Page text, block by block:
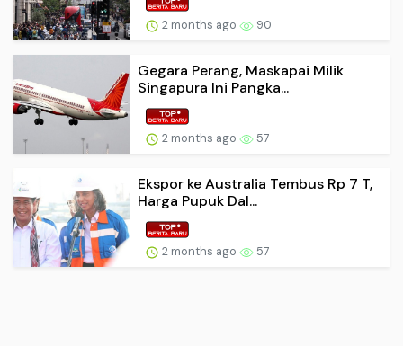
2 months ago 90
Gegara Perang, Maskapai Milik
Singapura Ini Pangka...
2 months ago 57
Ekspor ke Australia Tembus Rp 7 T,
Harga Pupuk Dal...
2 months ago 57